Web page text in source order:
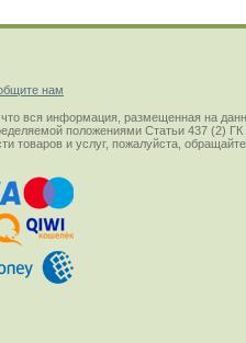
нам
вся информация, размещенная на
положениями Статьи 437 (2)
товаров и услуг, пожалуйста,